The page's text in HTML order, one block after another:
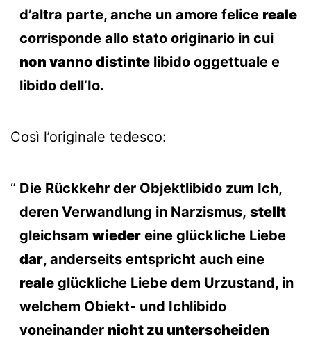
d’altra parte, anche un amore felice reale
corrisponde allo stato originario in cui
non vanno distintelibido oggettuale e
libido dell’Io.
Così l’originale tedesco:
Die Rückkehr der Objektlibido zum Ich,
deren Verwandlung in Narzismus, stellt
gleichsam wiedereine glückliche Liebe
dar, anderseits entspricht auch eine
realeglückliche Liebe dem Urzustand, in
welchem Obiekt- und Ichlibido
voneinander nicht zu unterscheiden